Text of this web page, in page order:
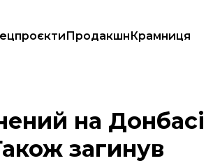
ПродакшнКрамниця
військовий ЗСУ
на Донбасі
загинув